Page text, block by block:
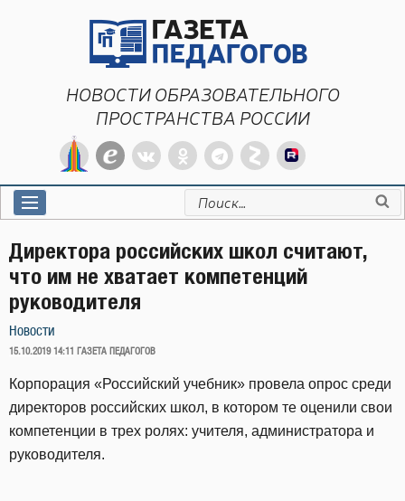
НОВОСТИ ОБРАЗОВАТЕЛЬНОГО
ПРОСТРАНСТВА РОССИИ
Искать:
Директора российских школ считают,
что им не хватает компетенций
руководителя
Новости
ОПУБЛИКОВАНО
15.10.2019 14:11 ГАЗЕТА ПЕДАГОГОВ
Корпорация «Российский учебник» провела опрос среди
директоров российских школ, в котором те оценили свои
компетенции в трех ролях: учителя, администратора и
руководителя.